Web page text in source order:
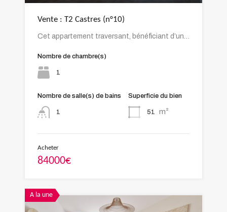
Vente : T2 Castres (n°10)
Cet appartement traversant, bénéficiant d’un…
Nombre de chambre(s)
1
Nombre de salle(s) de bains
1
Superficie du bien
51 m²
Acheter
84000€
A la une